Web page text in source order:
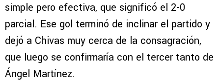
simple pero efectiva, que significó el 2-0
parcial. Ese gol terminó de inclinar el partido y
dejó a Chivas muy cerca de la consagración,
que luego se confirmaría con el tercer tanto de
Ángel Martínez.